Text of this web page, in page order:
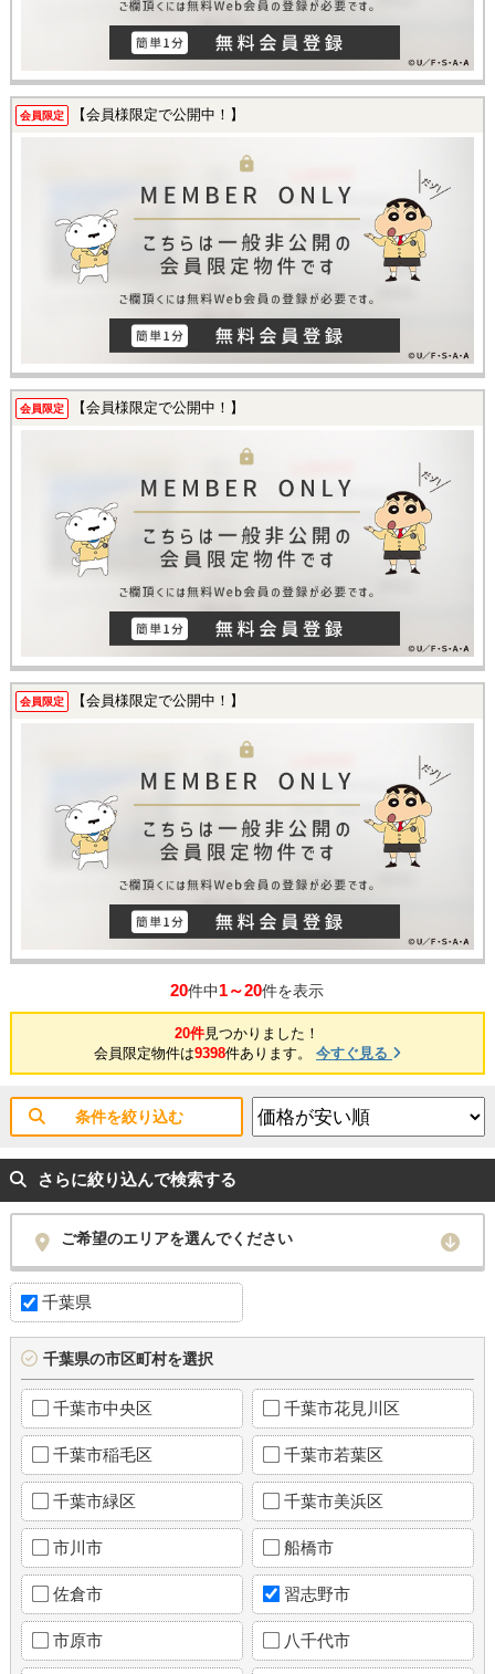
会員限定 【会員様限定で公開中！】
会員限定 【会員様限定で公開中！】
会員限定 【会員様限定で公開中！】
20件中1～20件を表示
20件見つかりました！
会員限定物件は9398件あります。 今すぐ見る
条件を絞り込む
さらに絞り込んで検索する
ご希望のエリアを選んでください
千葉県
千葉県の市区町村を選択
千葉市中央区 千葉市花見川区
千葉市稲毛区 千葉市若葉区
千葉市緑区 千葉市美浜区
市川市 船橋市
佐倉市 習志野市
市原市 八千代市